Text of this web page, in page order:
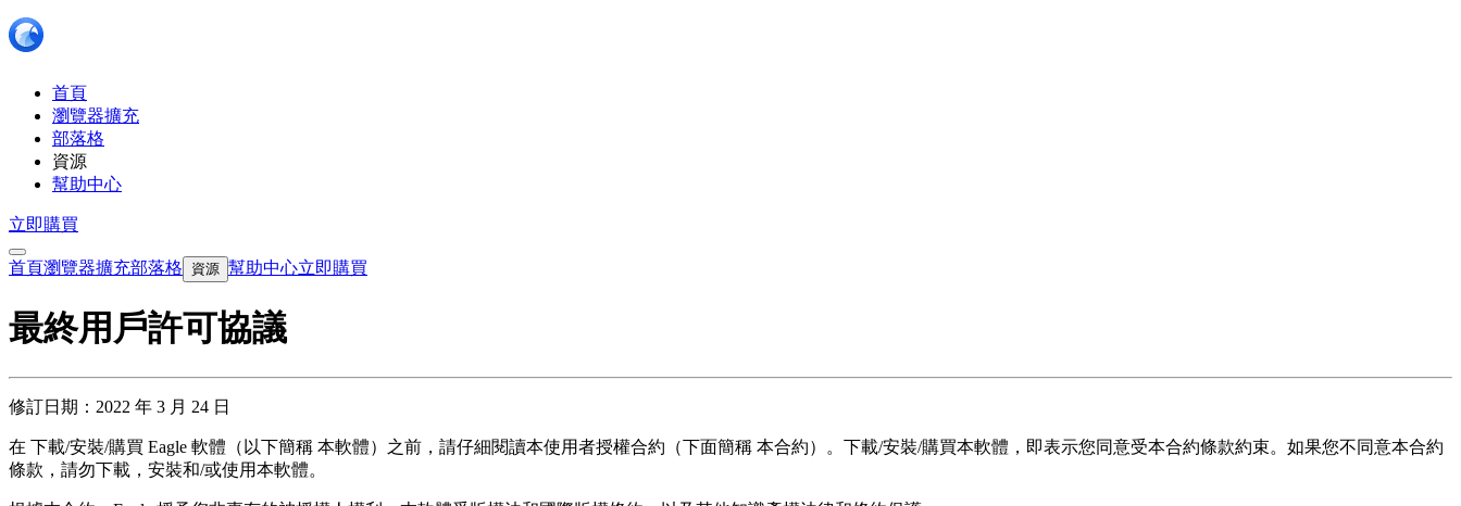
首頁
瀏覽器擴充
部落格
資源
幫助中心
立即購買
首頁瀏覽器擴充部落格 資源 幫助中心立即購買
最終用戶許可協議
修訂日期：2022 年 3 月 24 日
在 下載/安裝/購買 Eagle 軟體（以下簡稱 本軟體）之前，請仔細閱讀本使用者授權合約（下面簡稱 本合約）。下載/安裝/購買本軟體，即表示您同意受本合約條款約束。如果您不同意本合約
條款，請勿下載，安裝和/或使用本軟體。